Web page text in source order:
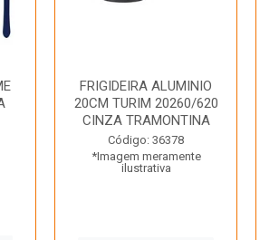
FRIGIDEIRA ALUMINIO
20CM TURIM 20260/620
CINZA TRAMONTINA
Código: 36378
*Imagem meramente
ilustrativa